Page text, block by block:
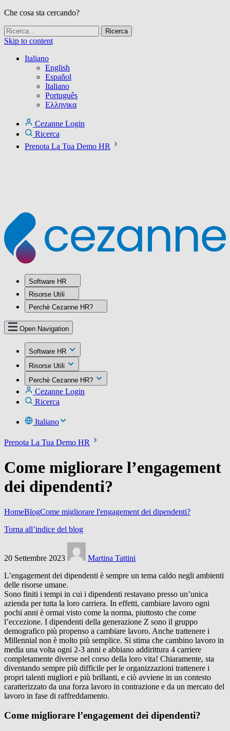
Che cosa sta cercando?
Skip to content
Italiano
English
Español
Italiano
Português
Ελληνικα
Cezanne Login
Ricerca
Prenota La Tua Demo HR
Software HR
Risorse Utili
Perchè Cezanne HR?
Open Navigation
Software HR
Risorse Utili
Perchè Cezanne HR?
Cezanne Login
Ricerca
Italiano
Prenota La Tua Demo HR
Come migliorare l’engagement
dei dipendenti?
HomeBlogCome migliorare l'engagement dei dipendenti?
Torna all’indice del blog
20 Settembre 2023
Martina Tattini
L’engagement dei dipendenti è sempre un tema caldo negli ambienti
delle risorse umane.
Sono finiti i tempi in cui i dipendenti restavano presso un’unica
azienda per tutta la loro carriera. In effetti, cambiare lavoro ogni
pochi anni è ormai visto come la norma, piuttosto che come
l’eccezione. I dipendenti della generazione Z sono il gruppo
demografico più propenso a cambiare lavoro. Anche trattenere i
Millennial non è molto più semplice. Si stima che cambino lavoro in
media una volta ogni 2-3 anni e abbiano addirittura 4 carriere
completamente diverse nel corso della loro vita! Chiaramente, sta
diventando sempre più difficile per le organizzazioni trattenere i
propri talenti migliori e più brillanti, e ciò avviene in un contesto
caratterizzato da una forza lavoro in contrazione e da un mercato del
lavoro in fase di raffreddamento.
Come migliorare l’engagement dei dipendenti?